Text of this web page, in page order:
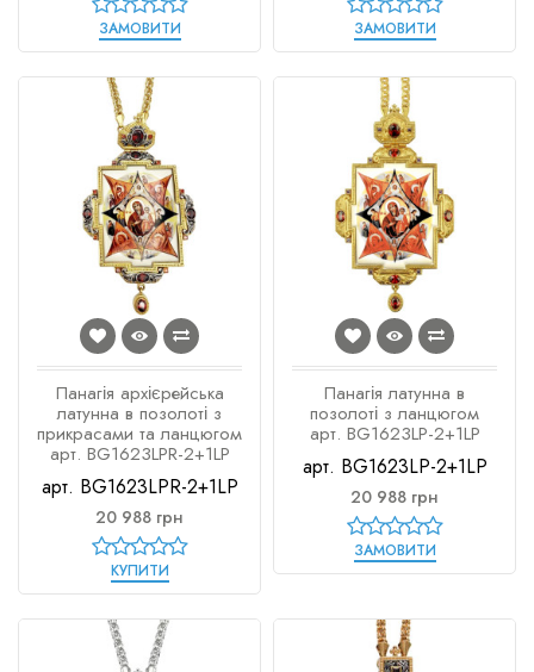
ЗАМОВИТИ ЗАМОВИТИ
Панагія архієрейська
латунна в позолоті з
прикрасами та ланцюгом
арт. BG1623LPR-2+1LP
арт. BG1623LPR-2+1LP
20 988 грн
КУПИТИ
Панагія латунна в
позолоті з ланцюгом
арт. BG1623LP-2+1LP
арт. BG1623LP-2+1LP
20 988 грн
ЗАМОВИТИ